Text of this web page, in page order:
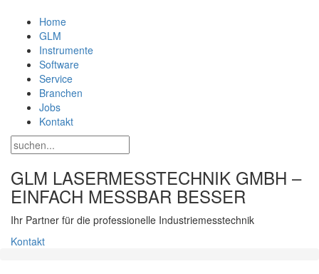
Home
GLM
Instrumente
Software
Service
Branchen
Jobs
Kontakt
GLM LASERMESSTECHNIK GMBH –
EINFACH MESSBAR BESSER
Ihr Partner für die professionelle Industriemesstechnik
Kontakt